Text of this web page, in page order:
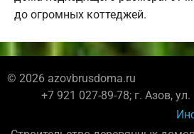
до огромных коттеджей.
© 2026 azovbrusdoma.ru
+7 921 027-89-78; г. Азов,